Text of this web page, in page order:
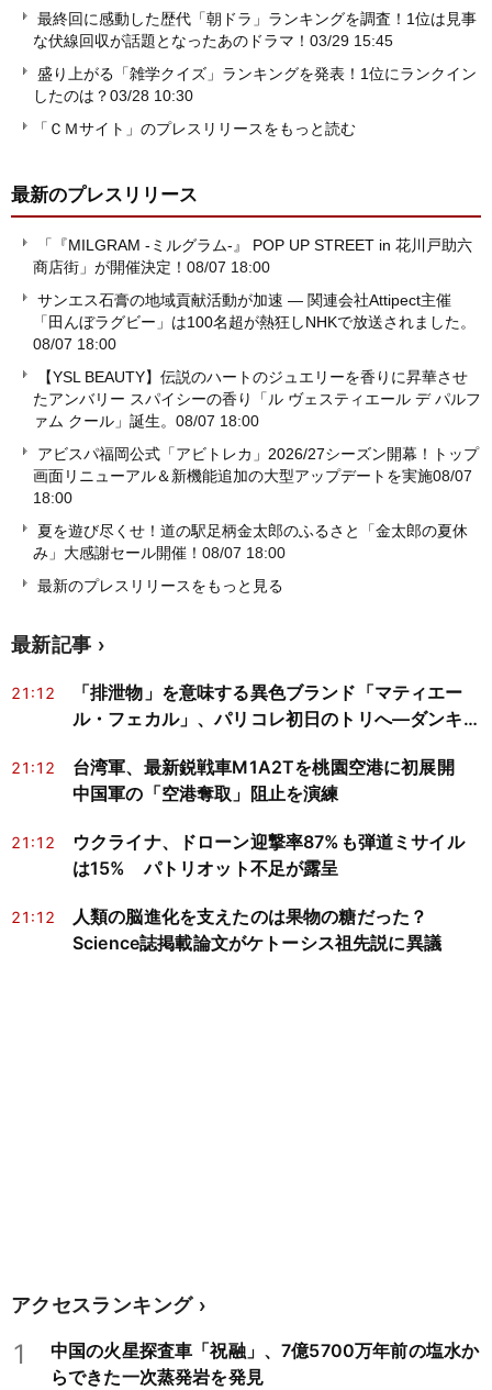
最終回に感動した歴代「朝ドラ」ランキングを調査！1位は見事
な伏線回収が話題となったあのドラマ！ 03/29 15:45
盛り上がる「雑学クイズ」ランキングを発表！1位にランクイン
したのは？03/28 10:30
「ＣＭサイト」のプレスリリースをもっと読む
最新のプレスリリース
「『MILGRAM -ミルグラム-』 POP UP STREET in 花川戸助六
商店街」が開催決定！ 08/07 18:00
サンエス石膏の地域貢献活動が加速 ― 関連会社Attipect主催
「田んぼラグビー」は100名超が熱狂しNHKで放送されました。
08/07 18:00
【YSL BEAUTY】伝説のハートのジュエリーを香りに昇華させ
たアンバリー スパイシーの香り「ル ヴェスティエール デ パルフ
ァム クール」誕生。 08/07 18:00
アビスパ福岡公式「アビトレカ」2026/27シーズン開幕！トップ
画面リニューアル＆新機能追加の大型アップデートを実施08/07
18:00
夏を遊び尽くせ！道の駅足柄金太郎のふるさと「金太郎の夏休
み」大感謝セール開催！ 08/07 18:00
最新のプレスリリースをもっと見る
最新記事
21:12
「排泄物」を意味する異色ブランド「マティエー
ル・フェカル」、パリコレ初日のトリへ―ダンキン
21:12
台湾軍、最新鋭戦車M1A2Tを桃園空港に初展開
中国軍の「空港奪取」阻止を演練
21:12
ウクライナ、ドローン迎撃率87%も弾道ミサイル
は15% パトリオット不足が露呈
21:12
人類の脳進化を支えたのは果物の糖だった？
Science誌掲載論文がケトーシス祖先説に異議
アクセスランキング
1
中国の火星探査車「祝融」、7億5700万年前の塩水か
らできた一次蒸発岩を発見